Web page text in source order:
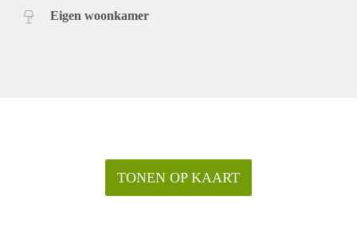
Eigen woonkamer
TONEN OP KAART